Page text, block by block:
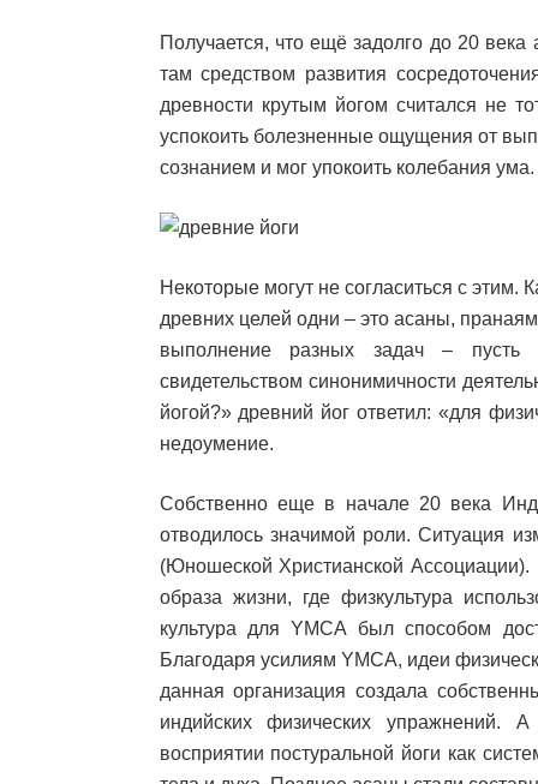
Получается, что ещё задолго до 20
там средством развития
древности крутым йогом считался не
успокоить болезненные ощущения от
сознанием и мог упокоить колебания ума.
Некоторые могут не согласиться с
древних целей одни – это асаны,
выполнение разных задач –
свидетельством синонимичности
йогой?» древний йог ответил: «для
недоумение.
Собственно еще в начале 20 века
отводилось значимой роли. Ситуация
(Юношеской Христианской Ассоциации).
образа жизни, где физкультура
культура для YMCA был способом
Благодаря усилиям YMCA, идеи
данная организация создала
индийских физических
восприятии постуральной йоги как